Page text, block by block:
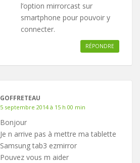
l’option mirrorcast sur
smartphone pour pouvoir y
connecter.
RÉPONDRE
GOFFRETEAU
5 septembre 2014 à 15 h 00 min
Bonjour
Je n arrive pas à mettre ma tablette
Samsung tab3 ezmirror
Pouvez vous m aider